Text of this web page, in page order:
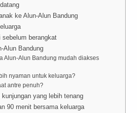
ke Alun-Alun Bandung
berangkat
Alun Bandung
Alun-Alun Bandung mudah diakses
nyaman untuk keluarga?
antre penuh?
yang lebih tenang
90 menit bersama keluarga